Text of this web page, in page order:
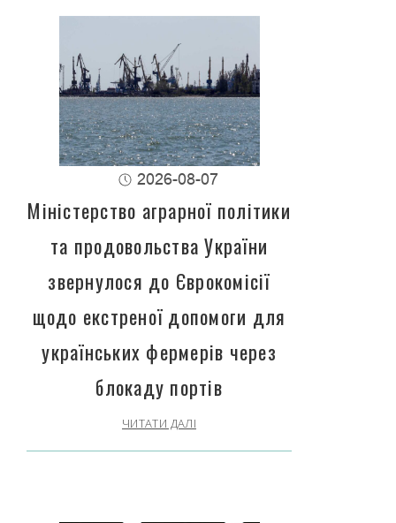
2026-08-07
Міністерство аграрної політики
та продовольства України
звернулося до Єврокомісії
щодо екстреної допомоги для
українських фермерів через
блокаду портів
ЧИТАТИ ДАЛІ